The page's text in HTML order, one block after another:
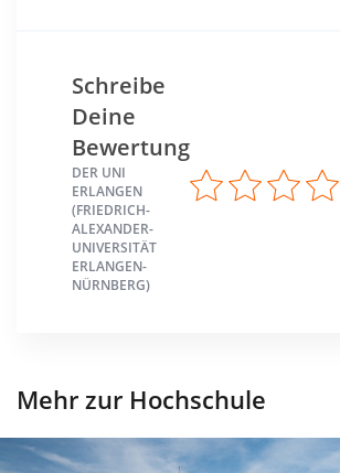
Schreibe
Deine
Bewertung
DER UNI
ERLANGEN
(FRIEDRICH-
ALEXANDER-
UNIVERSITÄT
ERLANGEN-
NÜRNBERG)
Mehr zur Hochschule